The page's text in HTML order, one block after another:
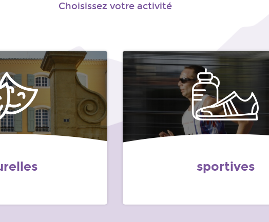
Choisissez votre activité
sportives